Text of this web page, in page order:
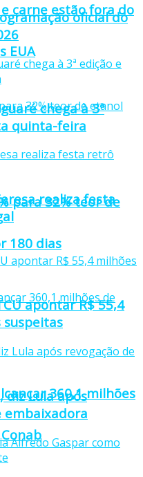
carne estão fora do
EUA
para 32% teor de
180 dias
360,1 milhões
oficial do
chega à 3ª
quinta-feira
realiza festa
apontar R$ 55,4
Lula após
embaixadora